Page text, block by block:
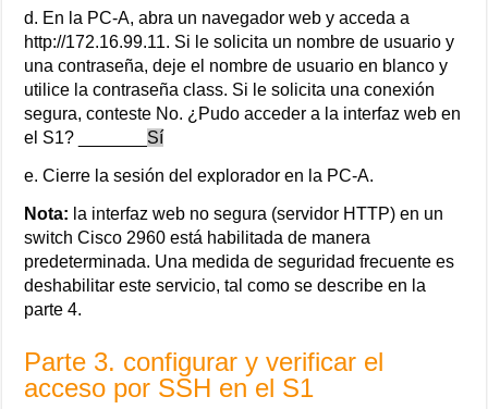
d. En la PC-A, abra un navegador web y acceda a
http://172.16.99.11. Si le solicita un nombre de usuario y
una contraseña, deje el nombre de usuario en blanco y
utilice la contraseña class. Si le solicita una conexión
segura, conteste No. ¿Pudo acceder a la interfaz web en
el S1? _______ Sí
e. Cierre la sesión del explorador en la PC-A.
Nota: la interfaz web no segura (servidor HTTP) en un
switch Cisco 2960 está habilitada de manera
predeterminada. Una medida de seguridad frecuente es
deshabilitar este servicio, tal como se describe en la
parte 4.
Parte 3. configurar y verificar el
acceso por SSH en el S1